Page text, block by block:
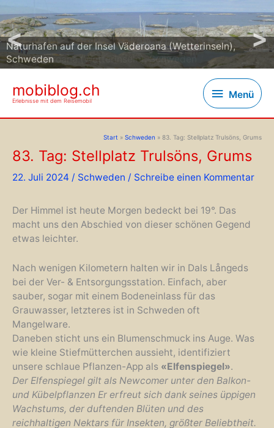
Naturhafen auf der Insel Väderoana (Wetterinseln),
Schweden
< >
mobiblog.ch
Erlebnisse mit dem Reisemobil
Menü
Menü
Start Schweden 83. Tag: Stellplatz Trulsöns, Grums
83. Tag: Stellplatz Trulsöns, Grums
22. Juli 2024 / Schweden / Schreibe einen Kommentar
Der Himmel ist heute Morgen bedeckt bei 19°. Das
macht uns den Abschied von dieser schönen Gegend
etwas leichter.
Nach wenigen Kilometern halten wir in Dals Långeds
bei der Ver- & Entsorgungsstation. Einfach, aber
sauber, sogar mit einem Bodeneinlass für das
Grauwasser, letzteres ist in Schweden oft
Mangelware.
Daneben sticht uns ein Blumenschmuck ins Auge. Was
wie kleine Stiefmütterchen aussieht, identifiziert
unsere schlaue Pflanzen-App als «Elfenspiegel».
Der Elfenspiegel gilt als Newcomer unter den Balkon-
und Kübelpflanzen Er erfreut sich dank seines üppigen
Wachstums, der duftenden Blüten und des
reichhaltigen Nektars für Insekten, größter Beliebtheit.